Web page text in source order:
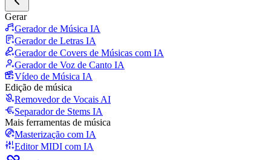
Gerar
Gerador de Música IA
Gerador de Letras IA
Gerador de Covers de Músicas com IA
Gerador de Voz de Canto IA
Vídeo de Música IA
Edição de música
Removedor de Vocais AI
Separador de Stems IA
Mais ferramentas de música
Masterização com IA
Editor MIDI com IA